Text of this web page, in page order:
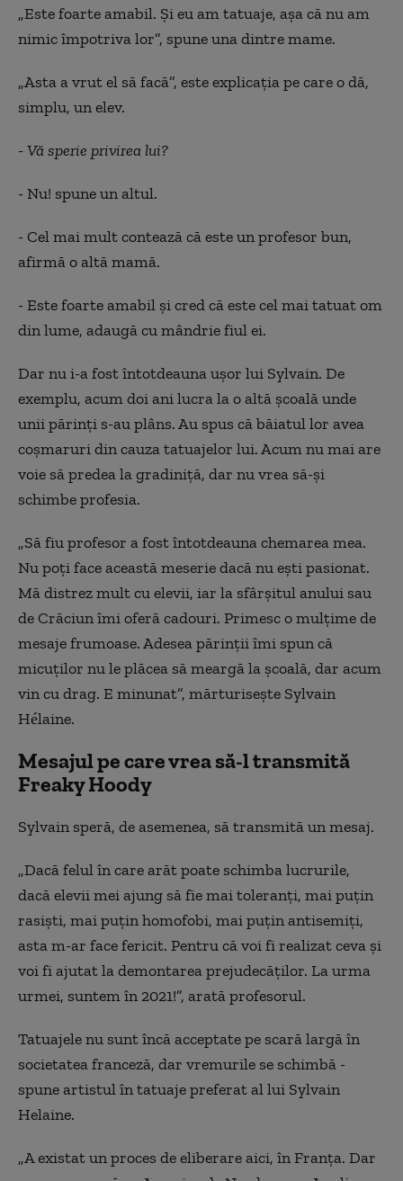
„Este foarte amabil. Și eu am tatuaje, așa că nu am
nimic împotriva lor”, spune una dintre mame.
„Asta a vrut el să facă”, este explicația pe care o dă,
simplu, un elev.
- Vă sperie privirea lui?
- Nu! spune un altul.
- Cel mai mult contează că este un profesor bun,
afirmă o altă mamă.
- Este foarte amabil și cred că este cel mai tatuat om
din lume, adaugă cu mândrie fiul ei.
Dar nu i-a fost întotdeauna ușor lui Sylvain. De
exemplu, acum doi ani lucra la o altă școală unde
unii părinți s-au plâns. Au spus că băiatul lor avea
coșmaruri din cauza tatuajelor lui. Acum nu mai are
voie să predea la gradiniță, dar nu vrea să-și
schimbe profesia.
„Să fiu profesor a fost întotdeauna chemarea mea.
Nu poți face această meserie dacă nu ești pasionat.
Mă distrez mult cu elevii, iar la sfârșitul anului sau
de Crăciun îmi oferă cadouri. Primesc o mulțime de
mesaje frumoase. Adesea părinții îmi spun că
micuților nu le plăcea să meargă la școală, dar acum
vin cu drag. E minunat”, mărturisește Sylvain
Hélaine.
Mesajul pe care vrea să-l transmită
Freaky Hoody
Sylvain speră, de asemenea, să transmită un mesaj.
„Dacă felul în care arăt poate schimba lucrurile,
dacă elevii mei ajung să fie mai toleranți, mai puțin
rasiști, mai puțin homofobi, mai puțin antisemiți,
asta m-ar face fericit. Pentru că voi fi realizat ceva și
voi fi ajutat la demontarea prejudecăților. La urma
urmei, suntem în 2021!”, arată profesorul.
Tatuajele nu sunt încă acceptate pe scară largă în
societatea franceză, dar vremurile se schimbă -
spune artistul în tatuaje preferat al lui Sylvain
Helaine.
„A existat un proces de eliberare aici, în Franța. Dar